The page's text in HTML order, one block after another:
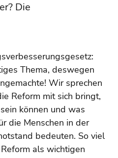
Die
Thema, deswegen
Wir sprechen
Reform mit sich bringt,
können und was
die Menschen in der
bedeuten. So viel
als wichtigen